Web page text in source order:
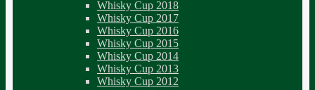
Whisky Cup 2018
Whisky Cup 2017
Whisky Cup 2016
Whisky Cup 2015
Whisky Cup 2014
Whisky Cup 2013
Whisky Cup 2012